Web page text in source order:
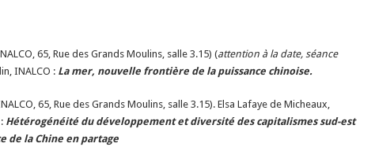
65, Rue des Grands Moulins, salle 3.15) (attention à la date, séance
INALCO : La mer, nouvelle frontière de la puissance chinoise.
65, Rue des Grands Moulins, salle 3.15). Elsa Lafaye de Micheaux,
Hétérogénéité du développement et diversité des capitalismes sud-est
de la Chine en partage